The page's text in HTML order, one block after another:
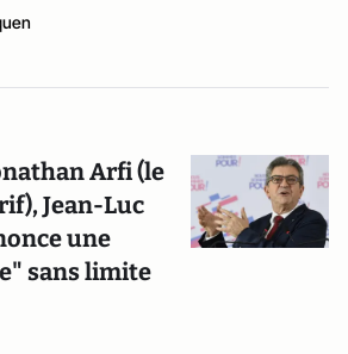
Arfi (le
Jean-Luc
une
sans limite